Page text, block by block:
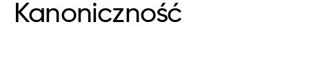
Kanoniczność